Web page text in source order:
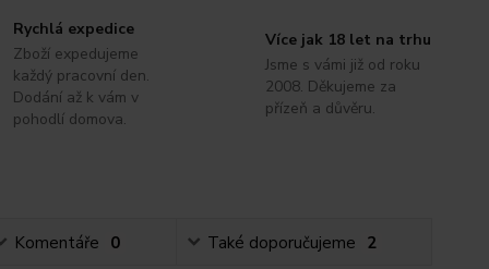
Rychlá expedice
Zboží expedujeme
každý pracovní den.
Dodání až k vám v
pohodlí domova.
Více jak 18 let na trhu
Jsme s vámi již od roku
2008. Děkujeme za
přízeň a důvěru.
Komentáře 0 Také doporučujeme 2